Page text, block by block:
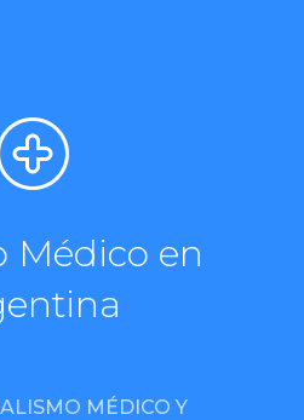
Médico en
MÉDICO Y